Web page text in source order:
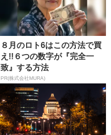
８月のロト6はこの方法で買
え!!６つの数字が『完全一
致』する方法
PR(株式会社MURA)